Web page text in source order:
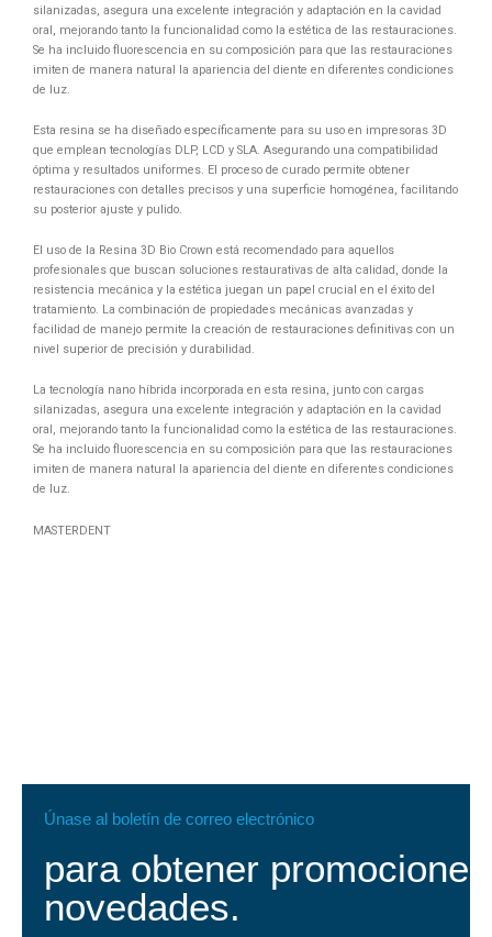
silanizadas, asegura una excelente integración y adaptación en la cavidad
oral, mejorando tanto la funcionalidad como la estética de las restauraciones.
Se ha incluido fluorescencia en su composición para que las restauraciones
imiten de manera natural la apariencia del diente en diferentes condiciones
de luz.
Esta resina se ha diseñado específicamente para su uso en impresoras 3D
que emplean tecnologías DLP, LCD y SLA. Asegurando una compatibilidad
óptima y resultados uniformes. El proceso de curado permite obtener
restauraciones con detalles precisos y una superficie homogénea, facilitando
su posterior ajuste y pulido.
El uso de la Resina 3D Bio Crown está recomendado para aquellos
profesionales que buscan soluciones restaurativas de alta calidad, donde la
resistencia mecánica y la estética juegan un papel crucial en el éxito del
tratamiento. La combinación de propiedades mecánicas avanzadas y
facilidad de manejo permite la creación de restauraciones definitivas con un
nivel superior de precisión y durabilidad.
La tecnología nano híbrida incorporada en esta resina, junto con cargas
silanizadas, asegura una excelente integración y adaptación en la cavidad
oral, mejorando tanto la funcionalidad como la estética de las restauraciones.
Se ha incluido fluorescencia en su composición para que las restauraciones
imiten de manera natural la apariencia del diente en diferentes condiciones
de luz.
MASTERDENT
Únase al boletín de correo electrónico
para obtener
novedades.